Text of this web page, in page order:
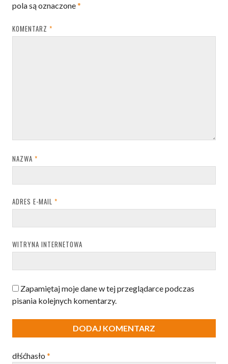
pola są oznaczone*
KOMENTARZ *
NAZWA *
ADRES E-MAIL *
WITRYNA INTERNETOWA
Zapamiętaj moje dane w tej przeglądarce podczas
pisania kolejnych komentarzy.
dłśćhasło *